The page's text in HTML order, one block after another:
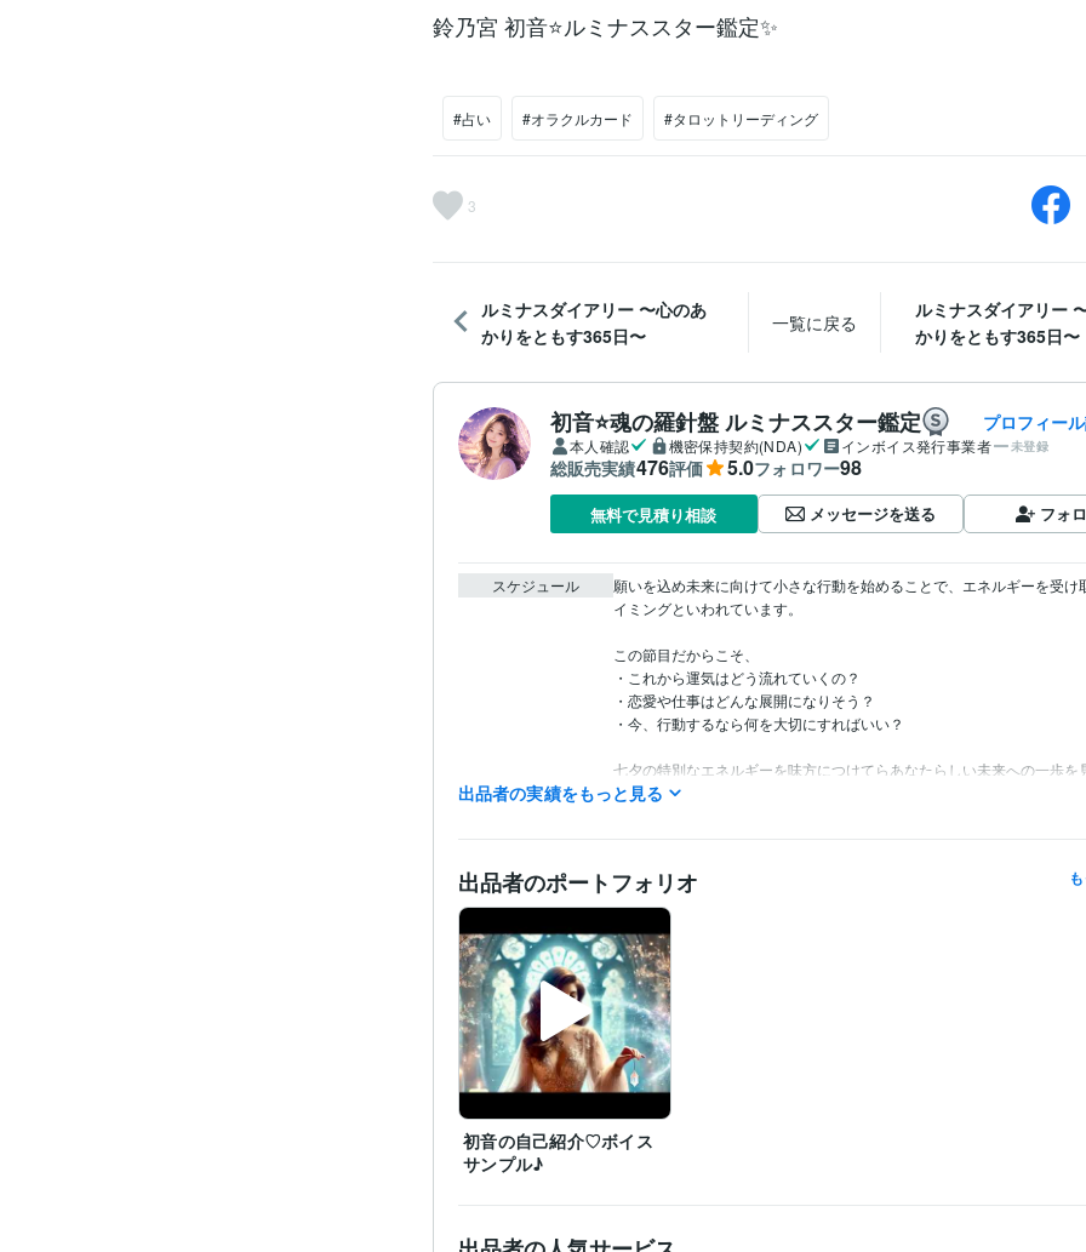
鈴乃宮 初音⭐️ルミナススター鑑定✨​​​​​​​​​​​​​​​​
#占い #オラクルカード #タロットリーディング
3
ルミナスダイアリー 〜心のあ
かりをともす365日〜
一覧に戻る
ルミナスダイアリー
かりをともす365日〜
初音⭐️魂の羅針盤 ルミナススター鑑定 プロフィー
本人確認 機密保持契約(NDA) インボイス発行事業者 未登録
総販売実績476評価 5.0フォロワー98
無料で見積り相談 メッセージを送る フォ
スケジュール
願いを込め未来に向けて小さな行動を始めることで、エネルギーを受け
イミングといわれています。
この節目だからこそ、
・これから運気はどう流れていくの？
・恋愛や仕事はどんな展開になりそう？
・今、行動するなら何を大切にすればいい？
七夕の特別なエネルギーを味方につけてらあなたらしい未来への一歩を
ましょう✨
✧ 待機・ご相談につきまして
この時間に相談できますか？
待機予定を知りたいです
などございましたら、
お気軽にメッセージくださいね✨
深夜帯は直接お電話いただく方がスムーズです✨
✧ テキスト鑑定は随時受付中 ✧
24時間いつでもご依頼いただけます。
ご返信までお時間をいただく場合もございますが、
いただいたメッセージはすべて大切に拝見しております。安心してお問
さい✨
これまでご縁をいただき、
出品者の実績をもっと見る
出品者のポートフォリオ
初音の自己紹介♡ボイス
サンプル♪